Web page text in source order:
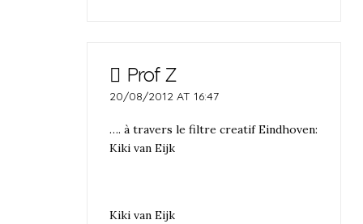
Prof Z
20/08/2012 AT 16:47
…. à travers le filtre creatif Eindhoven:
Kiki van Eijk
Kiki van Eijk